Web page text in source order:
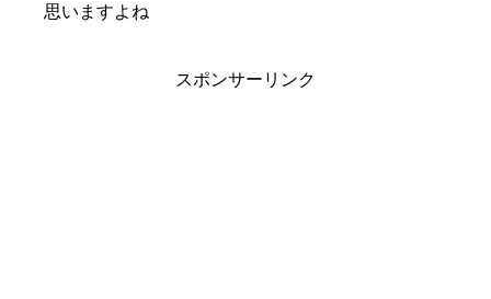
思いますよね
スポンサーリンク